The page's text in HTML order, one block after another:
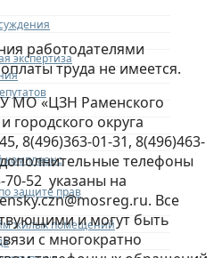
экспертиза
защите прав
жилых помещений
работодателями
труда не имеется.
МО «ЦЗН Раменского
городского округа
8(496)363-01-31, 8(496)463-
телефоны
70-52 указаны на
Все
и могут быть
с многократно